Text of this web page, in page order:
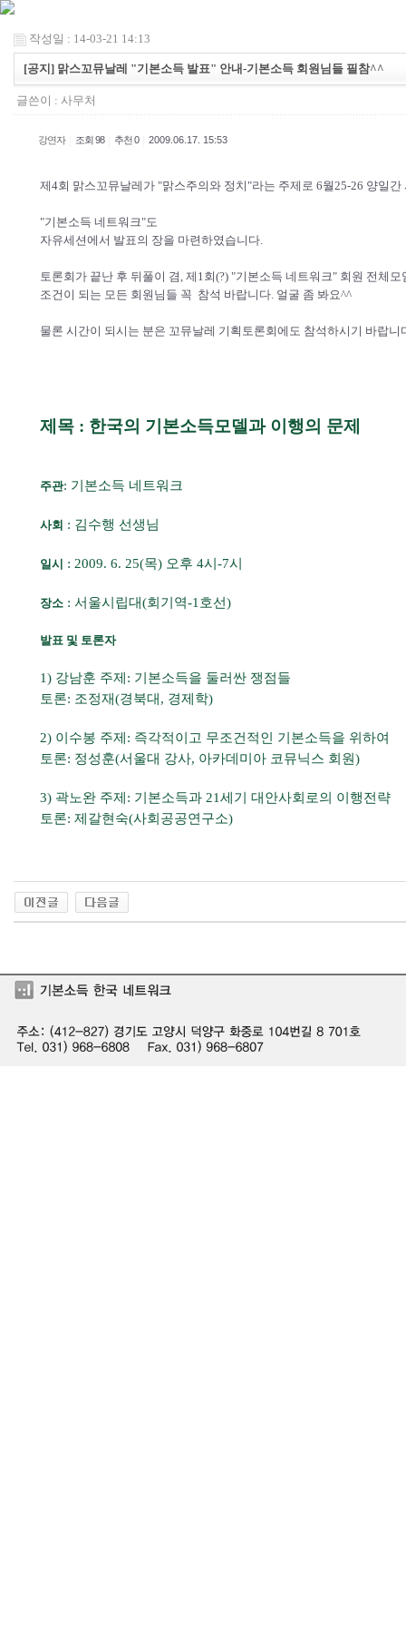
작성일 : 14-03-21 14:13
[공지] 맑스꼬뮤날레 "기본소득 발표" 안내-기본소득 회원님들 필참^^
글쓴이 : 사무처
강연자 조회 98 추천 0 2009.06.17. 15:53
제4회 맑스꼬뮤날레가 "맑스주의와 정치"라는 주제로 6월25-26 양일
"기본소득 네트워크"도
자유세션에서 발표의 장을 마련하였습니다.
토론회가 끝난 후 뒤풀이 겸, 제1회(?) "기본소득 네트워크" 회원 전체모
조건이 되는 모든 회원님들 꼭 참석 바랍니다. 얼굴 좀 봐요^^
물론 시간이 되시는 분은 꼬뮤날레 기획토론회에도 참석하시기 바랍니
제목 : 한국의 기본소득모델과 이행의 문제
주관: 기본소득 네트워크
사회 : 김수행 선생님
일시 : 2009. 6. 25(목) 오후 4시-7시
장소 : 서울시립대(회기역-1호선)
발표 및 토론자
1) 강남훈 주제: 기본소득을 둘러싼 쟁점들
토론: 조정재(경북대, 경제학)
2) 이수봉 주제: 즉각적이고 무조건적인 기본소득을 위하여
토론: 정성훈(서울대 강사, 아카데미아 코뮤닉스 회원)
3) 곽노완 주제: 기본소득과 21세기 대안사회로의 이행전략
토론: 제갈현숙(사회공공연구소)